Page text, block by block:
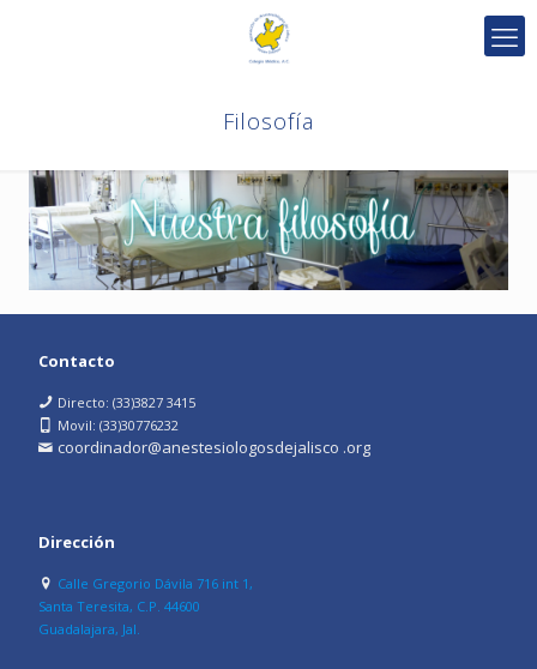
Filosofía
Contacto
Directo: (33)3827 3415
Movil: (33)30776232
coordinador@anestesiologosdejalisco .org
Dirección
Calle Gregorio Dávila 716 int 1,
Santa Teresita, C.P. 44600
Guadalajara, Jal.